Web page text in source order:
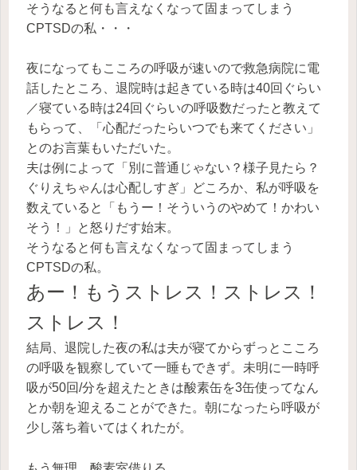
そうなると何も言えなくなって固まってしまう
CPTSDの私・・・
夜になってもこころの呼吸が速いので救急病院に電
話したところ、退院時は起きている時は40回ぐらい
／寝ている時は24回ぐらいの呼吸数だったと教えて
もらって、「心配だったらいつでも来てください」
とのお言葉もいただいた。
夫は例によって「別に普通じゃない？様子見たら？
ぐりえちゃんは心配しすぎ」どころか、私が呼吸を
数えていると「もうー！そういうのやめて！かわい
そう！」と怒りだす始末。
そうなると何も言えなくなって固まってしまう
CPTSDの私。
あー！もうストレス！ストレス！
ストレス！
結局、退院した夜の私は夫が寝てからずっとこころ
の呼吸を観察していて一睡もできず。未明に一時呼
吸が50回/分を超えたときは酸素缶を3缶使ってなん
とか朝を迎えることができた。朝になったら呼吸が
少し落ち着いてはくれたが。